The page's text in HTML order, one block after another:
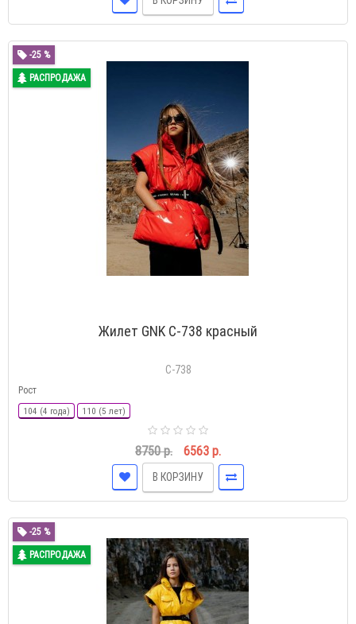
-25 %
РАСПРОДАЖА
Жилет GNK С-738 красный
С-738
Рост
104 (4 года) 110 (5 лет)
8750 р. 6563 р.
В КОРЗИНУ
-25 %
РАСПРОДАЖА